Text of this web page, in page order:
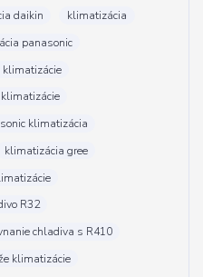
daikin
klimatizácia
panasonic
klimatizácie
klimatizácia
klimatizácia gree
R32
chladiva s R410
klimatizácie